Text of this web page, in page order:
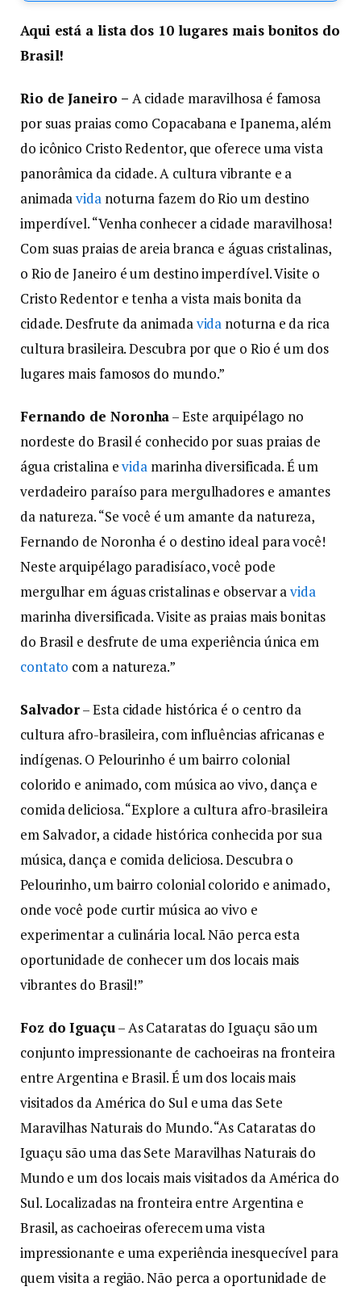
Aqui está a lista dos 10 lugares mais bonitos do
Brasil!
Rio de Janeiro – A cidade maravilhosa é famosa
por suas praias como Copacabana e Ipanema, além
do icônico Cristo Redentor, que oferece uma vista
panorâmica da cidade. A cultura vibrante e a
animadavida noturna fazem do Rio um destino
imperdível. “Venha conhecer a cidade maravilhosa!
Com suas praias de areia branca e águas cristalinas,
o Rio de Janeiro é um destino imperdível. Visite o
Cristo Redentor e tenha a vista mais bonita da
cidade. Desfrute da animadavida noturna e da rica
cultura brasileira. Descubra por que o Rio é um dos
lugares mais famosos do mundo.”
Fernando de Noronha– Este arquipélago no
nordeste do Brasil é conhecido por suas praias de
água cristalina evida marinha diversificada. É um
verdadeiro paraíso para mergulhadores e amantes
da natureza. “Se você é um amante da natureza,
Fernando de Noronha é o destino ideal para você!
Neste arquipélago paradisíaco, você pode
mergulhar em águas cristalinas e observar avida
marinha diversificada. Visite as praias mais bonitas
do Brasil e desfrute de uma experiência única em
contato com a natureza.”
Salvador– Esta cidade histórica é o centro da
cultura afro-brasileira, com influências africanas e
indígenas. O Pelourinho é um bairro colonial
colorido e animado, com música ao vivo, dança e
comida deliciosa. “Explore a cultura afro-brasileira
em Salvador, a cidade histórica conhecida por sua
música, dança e comida deliciosa. Descubra o
Pelourinho, um bairro colonial colorido e animado,
onde você pode curtir música ao vivo e
experimentar a culinária local. Não perca esta
oportunidade de conhecer um dos locais mais
vibrantes do Brasil!”
Foz do Iguaçu– As Cataratas do Iguaçu são um
conjunto impressionante de cachoeiras na fronteira
entre Argentina e Brasil. É um dos locais mais
visitados da América do Sul e uma das Sete
Maravilhas Naturais do Mundo. “As Cataratas do
Iguaçu são uma das Sete Maravilhas Naturais do
Mundo e um dos locais mais visitados da América do
Sul. Localizadas na fronteira entre Argentina e
Brasil, as cachoeiras oferecem uma vista
impressionante e uma experiência inesquecível para
quem visita a região. Não perca a oportunidade de